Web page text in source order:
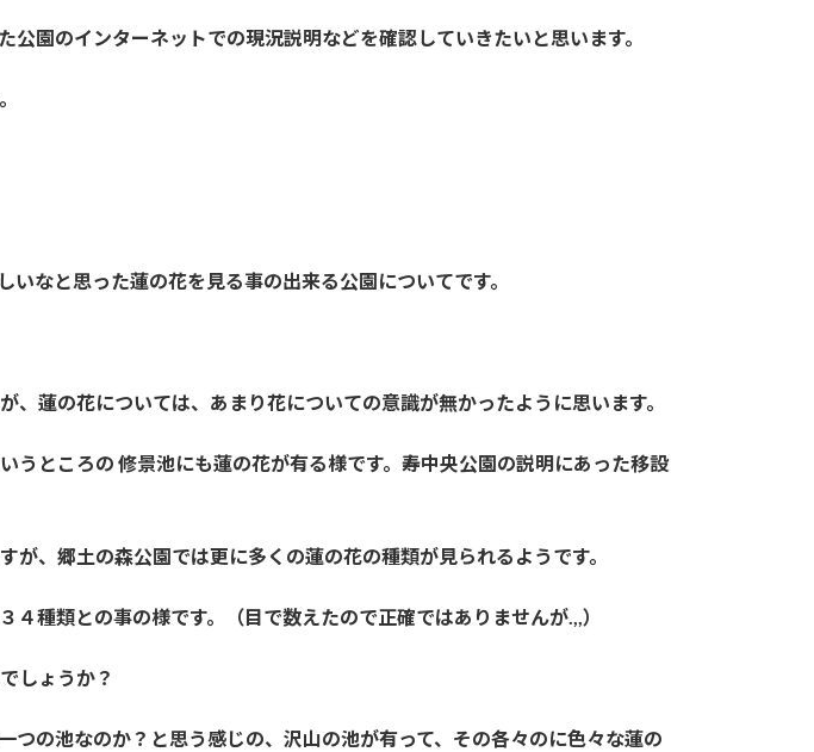
園のインターネットでの現況説明などを確認していきたいと思います。
なと思った蓮の花を見る事の出来る公園についてです。
蓮の花については、あまり花についての意識が無かったように思います。
ところの 修景池にも蓮の花が有る様です。寿中央公園の説明にあった移設
、郷土の森公園では更に多くの蓮の花の種類が見られるようです。
種類との事の様です。（目で数えたので正確ではありませんが.,,）
しょうか？
の池なのか？と思う感じの、沢山の池が有って、その各々のに色々な蓮の